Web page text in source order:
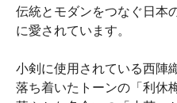
伝統とモダンをつなぐ日本
に愛されています。
小剣に使用されている西陣
落ち着いたトーンの「利休梅